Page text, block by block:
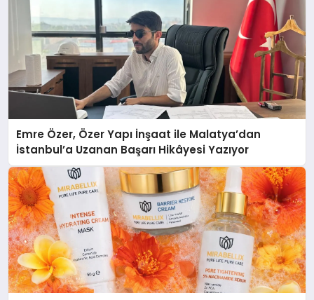
Emre Özer, Özer Yapı İnşaat ile Malatya’dan
İstanbul’a Uzanan Başarı Hikâyesi Yazıyor